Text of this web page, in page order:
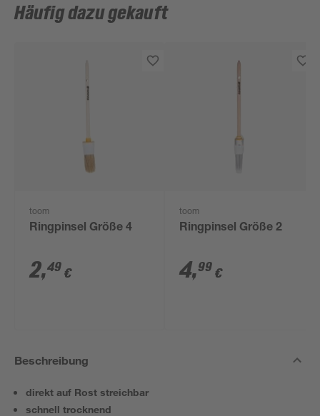
Häufig dazu gekauft
toom
Ringpinsel Größe 4
2,49 €
toom
Ringpinsel Größe 2
4,99 €
Beschreibung
direkt auf Rost streichbar
schnell trocknend